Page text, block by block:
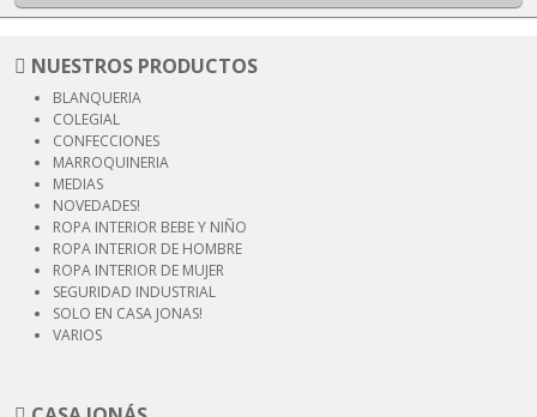
NUESTROS PRODUCTOS
BLANQUERIA
COLEGIAL
CONFECCIONES
MARROQUINERIA
MEDIAS
NOVEDADES!
ROPA INTERIOR BEBE Y NIÑO
ROPA INTERIOR DE HOMBRE
ROPA INTERIOR DE MUJER
SEGURIDAD INDUSTRIAL
SOLO EN CASA JONAS!
VARIOS